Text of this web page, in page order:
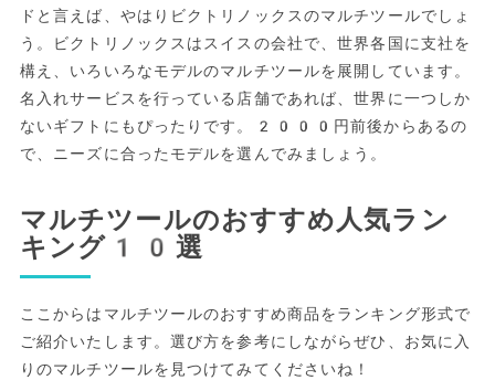
ドと言えば、やはりビクトリノックスのマルチツールでしょ
う。ビクトリノックスはスイスの会社で、世界各国に支社を
構え、いろいろなモデルのマルチツールを展開しています。
名入れサービスを行っている店舗であれば、世界に一つしか
ないギフトにもぴったりです。2000円前後からあるの
で、ニーズに合ったモデルを選んでみましょう。
マルチツールのおすすめ人気ラン
キング10選
ここからはマルチツールのおすすめ商品をランキング形式で
ご紹介いたします。選び方を参考にしながらぜひ、お気に入
りのマルチツールを見つけてみてくださいね！